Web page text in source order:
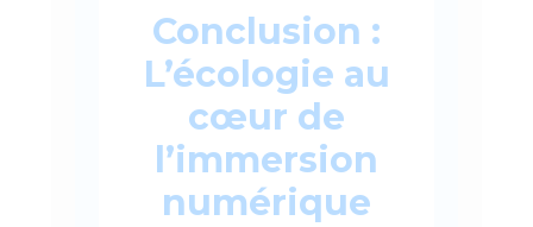
Conclusion :
L’écologie au
cœur de
l’immersion
numérique